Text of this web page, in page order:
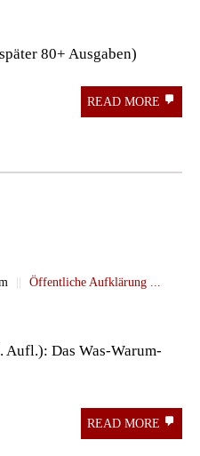
80+ Ausgaben)
READ MORE
||
Öffentliche Aufklärung ...
Aufl.): Das Was-Warum-
READ MORE